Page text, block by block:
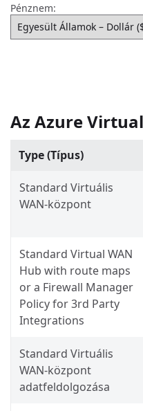
Pénznem:
Az Azure
Type (Típus)
Standard Virtuális
WAN-központ
Standard Virtual WAN
Hub with route maps
or a Firewall Manager
Policy for 3rd Party
Integrations
Standard Virtuális
WAN-központ
adatfeldolgozása